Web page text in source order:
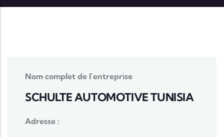
Nom complet de l'entreprise
SCHULTE AUTOMOTIVE TUNISIA
Adresse :